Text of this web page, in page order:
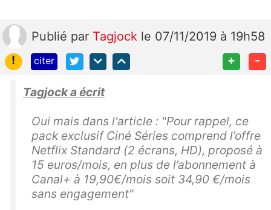
Publié par Tagjock le 07/11/2019 à 19h58
!
citer + -
Tagjock a écrit
Oui mais dans l'article : "Pour rappel, ce
pack exclusif Ciné Séries comprend l’offre
Netflix Standard (2 écrans, HD), proposé à
15 euros/mois, en plus de l’abonnement à
Canal+ à 19,90€/mois soit 34,90 €/mois
sans engagement"